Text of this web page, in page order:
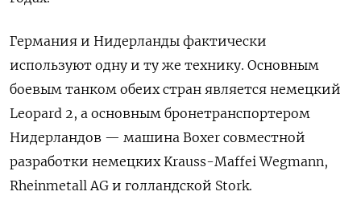
Германия и Нидерланды фактически
используют одну и ту же технику. Основным
боевым танком обеих стран является немецкий
Leopard 2, а основным бронетранспортером
Нидерландов — машина Boxer совместной
разработки немецких Krauss-Maffei Wegmann,
Rheinmetall AG и голландской Stork.